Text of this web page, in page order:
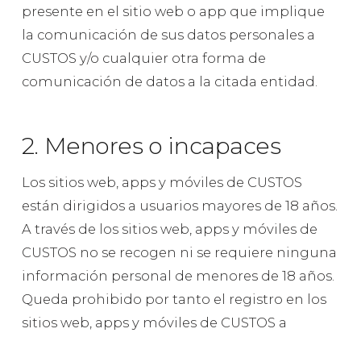
presente en el sitio web o app que implique
la comunicación de sus datos personales a
CUSTOS y/o cualquier otra forma de
comunicación de datos a la citada entidad.
2. Menores o incapaces
Los sitios web, apps y móviles de CUSTOS
están dirigidos a usuarios mayores de 18 años.
A través de los sitios web, apps y móviles de
CUSTOS no se recogen ni se requiere ninguna
información personal de menores de 18 años.
Queda prohibido por tanto el registro en los
sitios web, apps y móviles de CUSTOS a